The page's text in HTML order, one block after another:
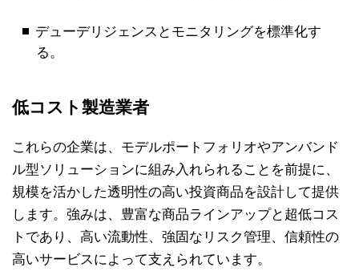
デューデリジェンスとモニタリングを標準化す
る。
低コスト製造業者
これらの企業は、モデルポートフォリオやアンバンド
ル型ソリューションに組み入れられることを前提に、
規模を活かした透明性の高い投資商品を設計して提供
します。強みは、豊富な商品ラインアップと超低コス
トであり、高い流動性、強固なリスク管理、信頼性の
高いサービスによって支えられています。